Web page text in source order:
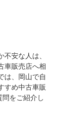
安な人は、
車販売店へ相
は、岡山で自
すめ中古車販
をご紹介し